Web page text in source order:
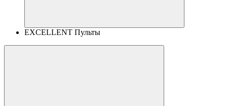
EXCELLENT Пульты